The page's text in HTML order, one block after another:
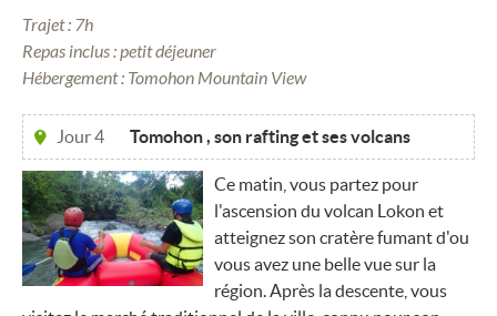
Trajet : 7h
Repas inclus : petit déjeuner
Hébergement : Tomohon Mountain View
Jour 4 Tomohon , son rafting et ses volcans
Ce matin, vous partez pour
l'ascension du volcan Lokon et
atteignez son cratère fumant d'ou
vous avez une belle vue sur la
région. Après la descente, vous